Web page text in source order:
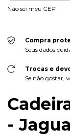
Não sei meu CEP
Compra
Seus dados
Trocas e
Se não gostar,
-